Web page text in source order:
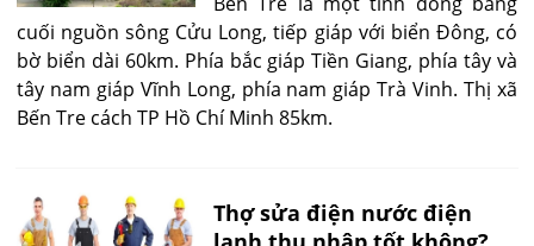
cuối nguồn sông Cửu Long, tiếp giáp với biển Đông, có
bờ biển dài 60km. Phía bắc giáp Tiền Giang, phía tây và
tây nam giáp Vĩnh Long, phía nam giáp Trà Vinh. Thị xã
Bến Tre cách TP Hồ Chí Minh 85km.
Thợ sửa điện nước điện